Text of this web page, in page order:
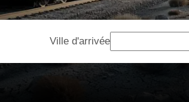
Ville d'arrivée